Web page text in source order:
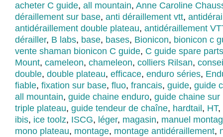
acheter C guide, all mountain, Anne Caroline
déraillement sur base, anti déraillement vtt,
antidéraillement double plateau, antidéraillement
dérailler, B labs, base, bases, Bionicon, bionicon c
vente shaman bionicon C guide, C guide spare parts
Mount, cameleon, chameleon, colliers Rilsan,
double, double plateau, efficace, enduro séries,
fiable, fixation sur base, fluo, francais, guide, guide
all mountain, guide chaine enduro, guide chaine sur
triple plateau, guide tendeur de chaîne, hardtail , HT,
ibis, ice toolz, ISCG, léger, magasin, manuel
mono plateau, montage, montage antidéraillement,